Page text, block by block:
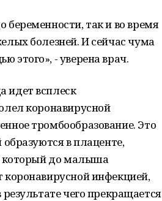
беременности, так и во время
болезней. И сейчас чума
этого», - уверена врач.
идет всплеск
коронавирусной
тромбообразование. Это
в плаценте,
который до малыша
коронавирусной инфекцией,
чего прекращается